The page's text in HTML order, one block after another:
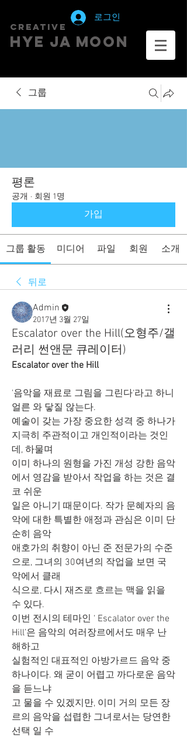
creative
HYE JA​ MOON
로그인
그룹
평론
공개 · 회원 1명
가입
그룹 활동 미디어 파일 회원 소개
뒤로
Admin
2017년 3월 27일
Escalator over the Hill(오형주/갤
러리 썬앤문 큐레이터)
Escalator over the Hill
'음악을 재료로 그림을 그린다‘라고 하니
얼른 와 닿질 않는다.
예술이 갖는 가장 중요한 성격 중 하나가
지극히 주관적이고 개인적이라는 것인
데, 하물며
이미 하나의 원형을 가진 개성 강한 음악
에서 영감을 받아서 작업을 하는 것은 결
코 쉬운
일은 아니기 때문이다. 작가 문혜자의 음
악에 대한 특별한 애정과 관심은 이미 단
순히 음악
애호가의 취향이 아닌 준 전문가의 수준
으로, 그녀의 30여년의 작업을 보면 국
악에서 클래
식으로, 다시 재즈로 흐르는 맥을 읽을
수 있다.
이번 전시의 테마인 ‘ Escalator over the
Hill’은 음악의 여러장르에서도 매우 난
해하고
실험적인 대표적인 아방가르드 음악 중
하나이다. 왜 굳이 어렵고 까다로운 음악
을 듣느냐
고 물을 수 있겠지만, 이미 거의 모든 장
르의 음악을 섭렵한 그녀로서는 당연한
선택 일 수